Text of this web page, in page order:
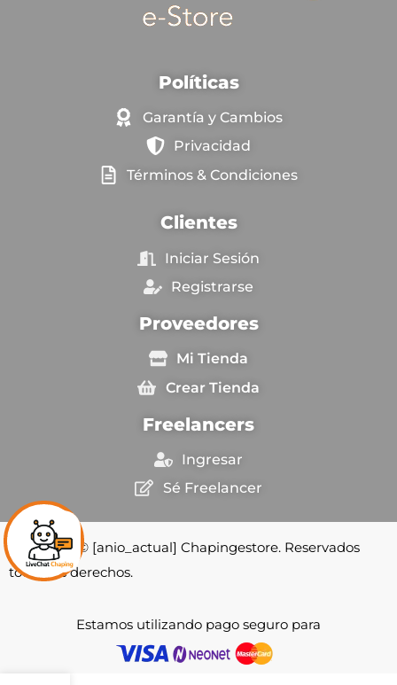
Políticas
Garantía y Cambios
Privacidad
Términos & Condiciones
Clientes
Iniciar Sesión
Registrarse
Proveedores
Mi Tienda
Crear Tienda
Freelancers
Ingresar
Sé Freelancer
Copyright © [anio_actual] Chapingestore. Reservados
todos los derechos.
Estamos utilizando pago seguro para